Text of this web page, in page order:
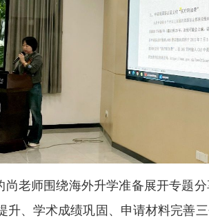
老师围绕海外升学准备展开专题
升、学术成绩巩固、申请材料完善